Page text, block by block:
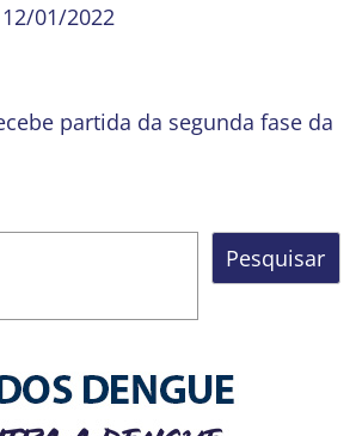
01/2022
partida da segunda fase da
Pesquisar